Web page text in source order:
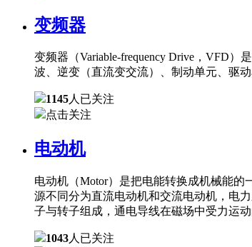
变频器
变频器（Variable-frequency Drive，VFD
波、逆变（直流变交流）、制动单元、驱
1145人已关注
点击关注
电动机
电动机（Motor）是把电能转换成机械能
源不同分为直流电动机和交流电动机，电
子与转子组成，通电导线在磁场中受力运
1043人已关注